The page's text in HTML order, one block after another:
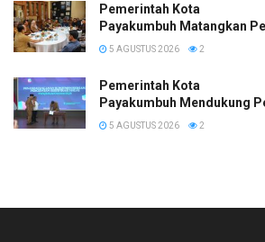
Pemerintah Kota
Payakumbuh Matangkan
5 AGUSTUS 2026 2
Pemerintah Kota
Payakumbuh Mendukung
5 AGUSTUS 2026 2